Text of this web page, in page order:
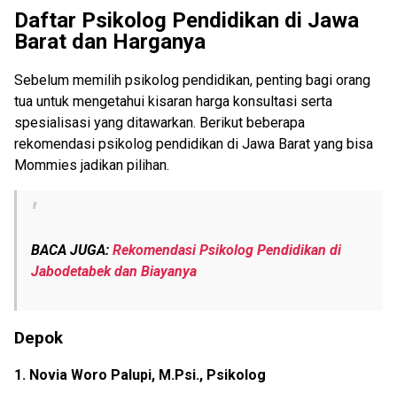
Daftar Psikolog Pendidikan di Jawa
Barat dan Harganya
Sebelum memilih psikolog pendidikan, penting bagi orang
tua untuk mengetahui kisaran harga konsultasi serta
spesialisasi yang ditawarkan. Berikut beberapa
rekomendasi psikolog pendidikan di Jawa Barat yang bisa
Mommies jadikan pilihan.
BACA JUGA: Rekomendasi Psikolog Pendidikan di
Jabodetabek dan Biayanya
Depok
1. Novia Woro Palupi, M.Psi., Psikolog